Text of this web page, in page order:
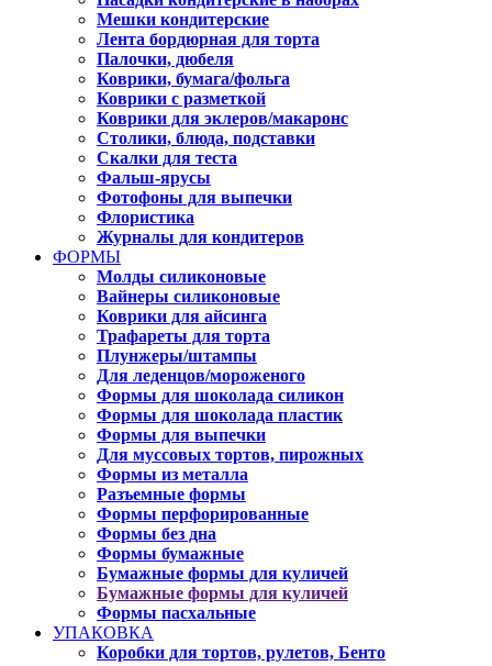
Мешки кондитерские
Лента бордюрная для торта
Палочки, дюбеля
Коврики, бумага/фольга
Коврики с разметкой
Коврики для эклеров/макаронс
Столики, блюда, подставки
Скалки для теста
Фальш-ярусы
Фотофоны для выпечки
Флористика
Журналы для кондитеров
ФОРМЫ
Молды силиконовые
Вайнеры силиконовые
Коврики для айсинга
Трафареты для торта
Плунжеры/штампы
Для леденцов/мороженого
Формы для шоколада силикон
Формы для шоколада пластик
Формы для выпечки
Для муссовых тортов, пирожных
Формы из металла
Разъемные формы
Формы перфорированные
Формы без дна
Формы бумажные
Бумажные формы для куличей
Бумажные формы для куличей
Формы пасхальные
УПАКОВКА
Коробки для тортов, рулетов, Бенто